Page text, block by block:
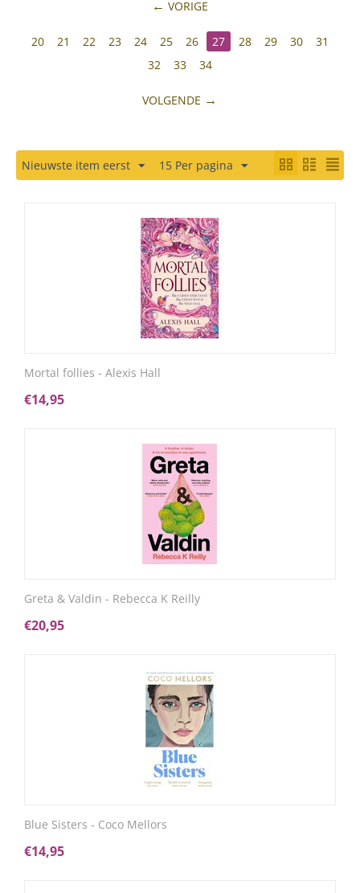
VORIGE
20 21 22 23 24 25 26 27 28 29 30
31
32
33 34
VOLGENDE
Nieuwste item eerst 15 Per pagina
Mortal follies - Alexis Hall
€14,95
Greta & Valdin - Rebecca K Reilly
€20,95
Blue Sisters - Coco Mellors
€14,95